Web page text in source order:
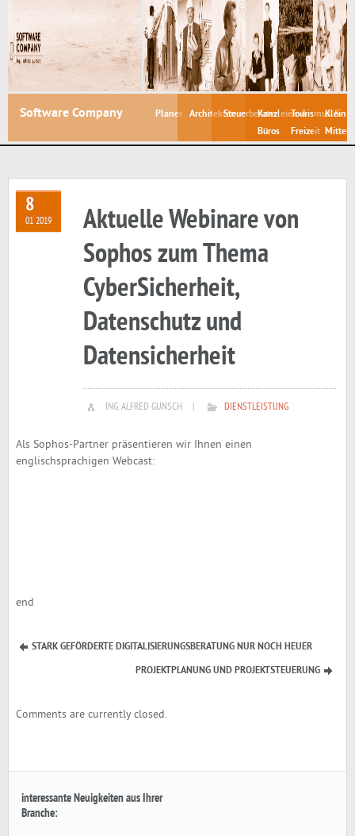
Software Company Planer ArchitektenSteuerberaterKanzleien &
Büros
Tourismus &
Freizeit
Klein-
8
01 2019
Aktuelle Webinare von
Sophos zum Thema
CyberSicherheit,
Datenschutz und
Datensicherheit
ING. ALFRED GUNSCH DIENSTLEISTUNG
Als Sophos-Partner präsentieren wir Ihnen einen
englischsprachigen Webcast:
end
STARK GEFÖRDERTE DIGITALISIERUNGSBERATUNG NUR NOCH HEUER
PROJEKTPLANUNG UND PROJEKTSTEUERUNG
Comments are currently closed.
interessante Neuigkeiten aus Ihrer
Branche: